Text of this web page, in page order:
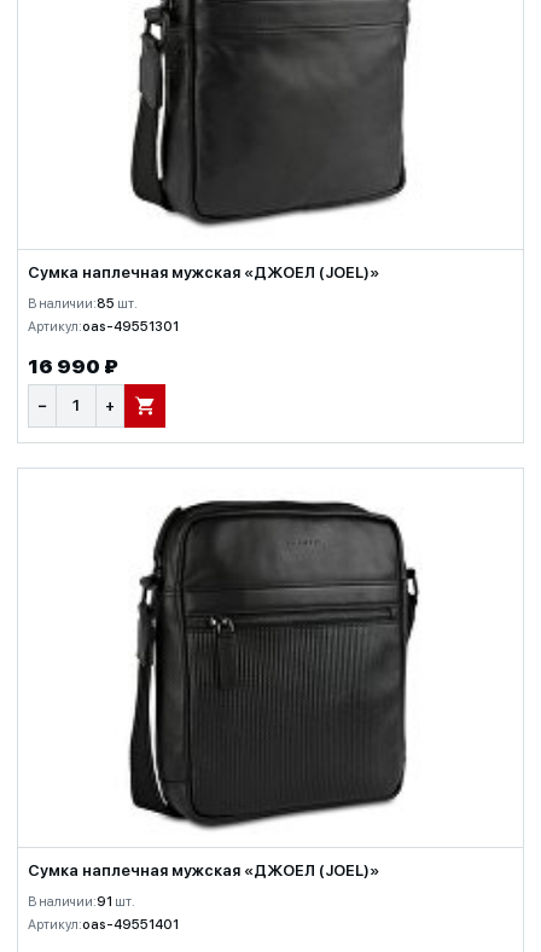
Сумка наплечная мужская «ДЖОЕЛ (JOEL)»
В наличии:85 шт.
Артикул:oas-49551301
16 990 ₽
− + В КОРЗИНУ
Сумка наплечная мужская «ДЖОЕЛ (JOEL)»
В наличии:91 шт.
Артикул:oas-49551401